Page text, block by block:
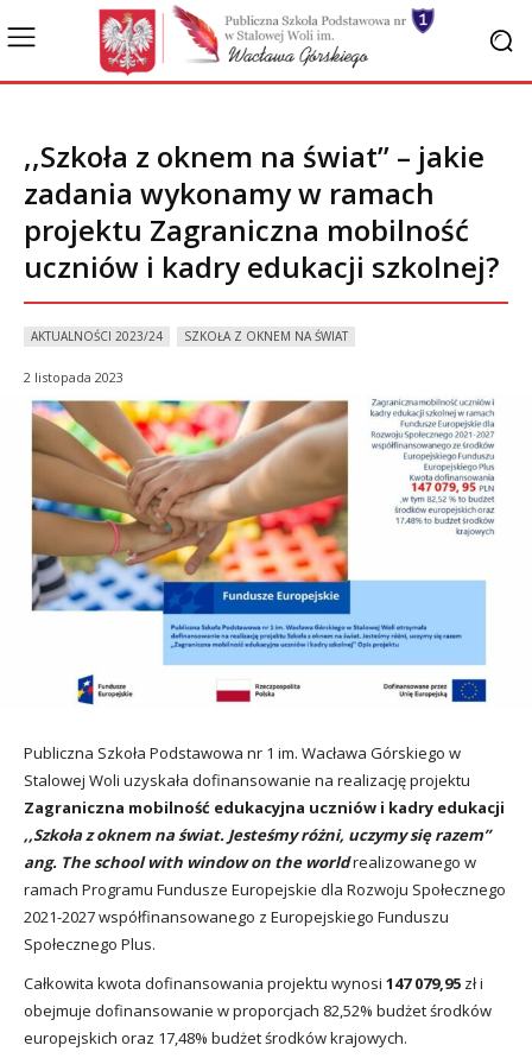
,,Szkoła z oknem na świat’’ – jakie
zadania wykonamy w ramach
projektu Zagraniczna mobilność
uczniów i kadry edukacji szkolnej?
AKTUALNOŚCI 2023/24 SZKOŁA Z OKNEM NA ŚWIAT
2 listopada 2023
Publiczna Szkoła Podstawowa nr 1 im. Wacława Górskiego w
Stalowej Woli uzyskała dofinansowanie na realizację projektu
Zagraniczna mobilność edukacyjna uczniów i kadry edukacji
,,Szkoła z oknem na świat. Jesteśmy różni, uczymy się razem’’
ang. The school with window on the worldrealizowanego w
ramach Programu Fundusze Europejskie dla Rozwoju Społecznego
2021-2027 współfinansowanego z Europejskiego Funduszu
Społecznego Plus.
Całkowita kwota dofinansowania projektu wynosi 147 079,95 zł i
obejmuje dofinansowanie w proporcjach 82,52% budżet środków
europejskich oraz 17,48% budżet środków krajowych.